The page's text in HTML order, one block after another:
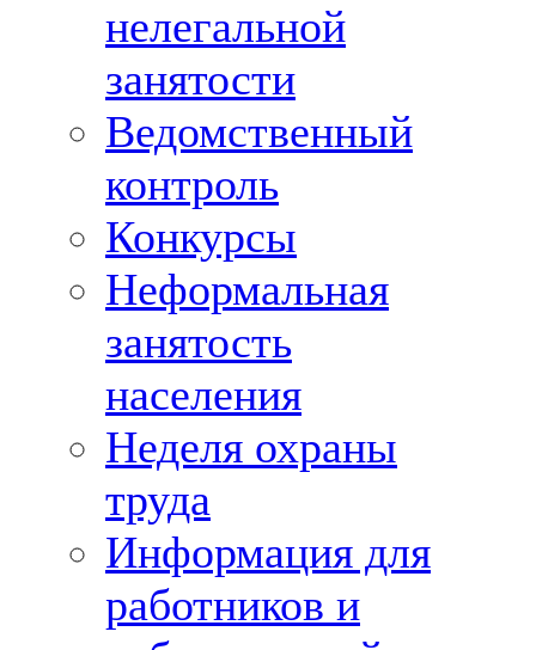
нелегальной
занятости
Ведомственный
контроль
Конкурсы
Неформальная
занятость
населения
Неделя охраны
труда
Информация для
работников и